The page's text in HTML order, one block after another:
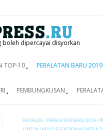
boleh dipercayai disyorkan
TOP-10 PERALATAN BARU 2019
PEMBUNGKUSAN
KATALOG / PERALATAN BARU 2019 /